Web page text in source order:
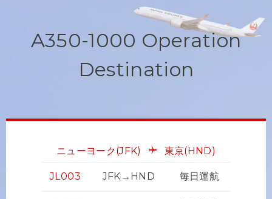
A350-1000 Operation
Destination
ニューヨーク(JFK) 東京(HND)
JL003 JFK→HND 毎日運航